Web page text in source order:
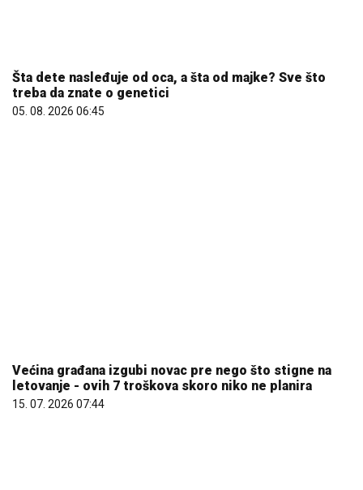
Šta dete nasleđuje od oca, a šta od majke? Sve što
treba da znate o genetici
05. 08. 2026 06:45
Većina građana izgubi novac pre nego što stigne na
letovanje - ovih 7 troškova skoro niko ne planira
15. 07. 2026 07:44